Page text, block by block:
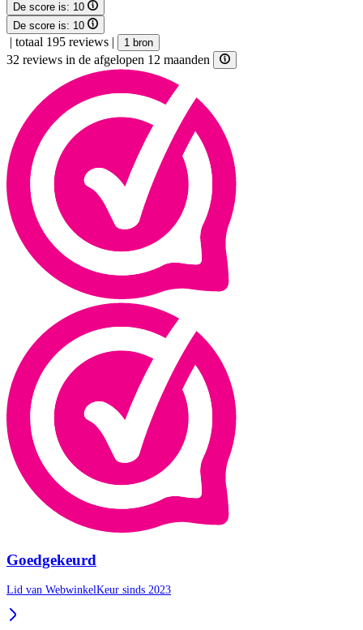
De score is: 10
De score is: 10
| totaal 195 reviews | 1 bron
32 reviews in de afgelopen 12 maanden
Goedgekeurd
Lid van WebwinkelKeur sinds 2023